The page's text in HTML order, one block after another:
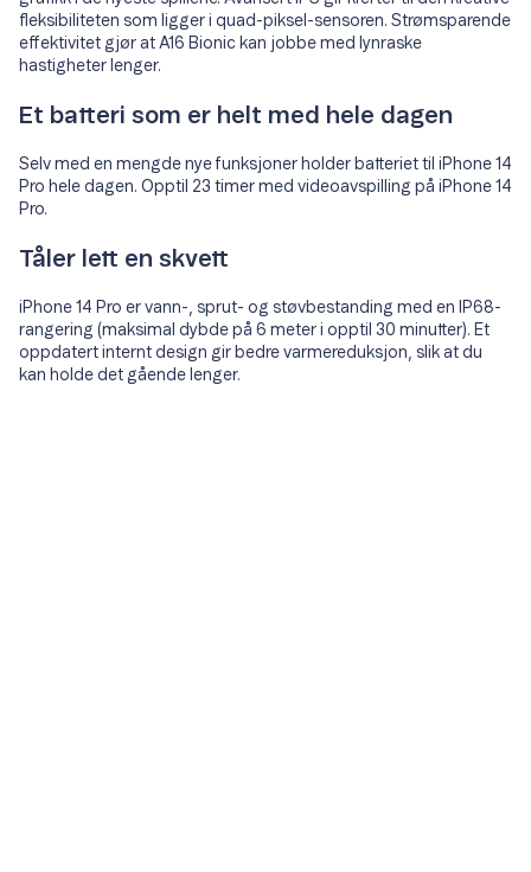
fleksibiliteten som ligger i quad-piksel-sensoren. Strømsparende
effektivitet gjør at A16 Bionic kan jobbe med lynraske
hastigheter lenger.
Et batteri som er helt med hele dagen
Selv med en mengde nye funksjoner holder batteriet til iPhone 14
Pro hele dagen. Opptil 23 timer med videoavspilling på iPhone 14
Pro.
Tåler lett en skvett
iPhone 14 Pro er vann-, sprut- og støvbestanding med en IP68-
rangering (maksimal dybde på 6 meter i opptil 30 minutter). Et
oppdatert internt design gir bedre varmereduksjon, slik at du
kan holde det gående lenger.